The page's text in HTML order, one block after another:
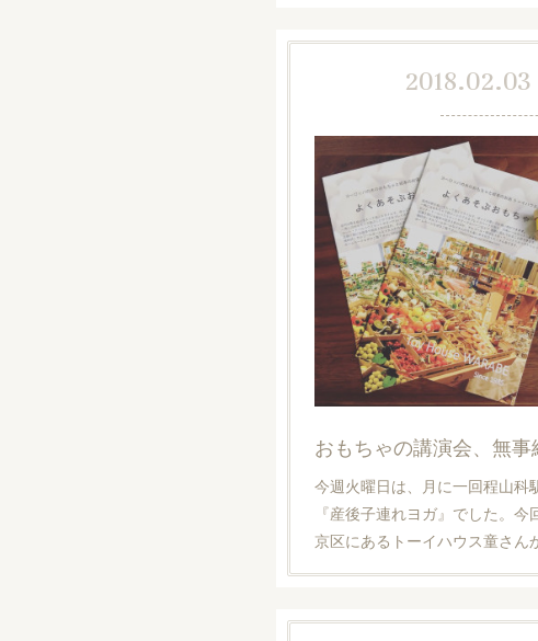
2018.02.03
おもちゃの講演会、無事
今週火曜日は、月に一回程山科
『産後子連れヨガ』でした。
京区にあるトーイハウス童さ